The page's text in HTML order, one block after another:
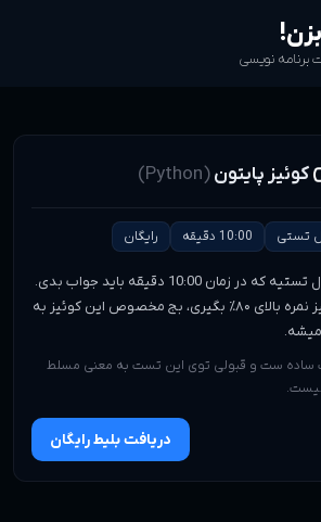
برنامه نویسی
کوئیز پایتون(Python)
10:00 دقیقه رایگان
تستیه که در زمان 10:00 دقیقه باید جواب بدی.
اگه بتونی توی این کوئیز نمره بالای ۸۰٪ بگیری، بج مخصوص این کوئیز به
میشه.
ساده ست و قبولی توی این تست به معنی مسلط
دریافت بلیط رایگان